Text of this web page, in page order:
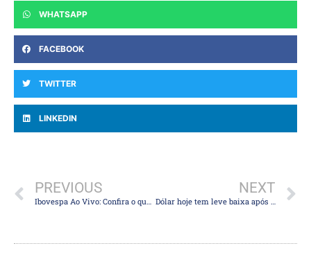
WHATSAPP
FACEBOOK
TWITTER
LINKEDIN
PREVIOUS
Ibovespa Ao Vivo: Confira o que movimenta Bolsa, Dólar e Juros nesta quarta
NEXT
Dólar hoje tem leve baixa após dados de inflação no Brasil